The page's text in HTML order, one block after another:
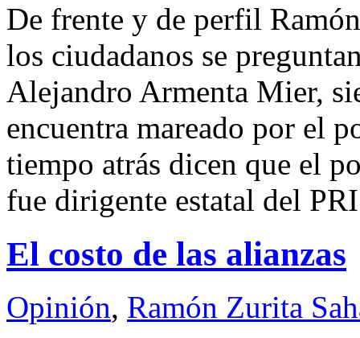
De frente y de perfil
los ciudadanos se
Alejandro Armenta Mier,
encuentra mareado por el
tiempo atrás dicen que el
fue dirigente estatal del
El costo de las alianzas
Opinión, Ramón Zurita